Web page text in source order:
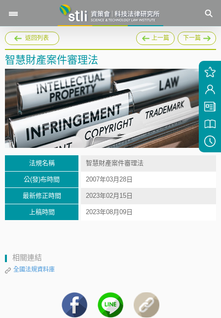
返回列表 上一篇 下一篇
智慧財產案件審理法
法規名稱 智慧財產案件審理法
公(發)布時間 2007年03月28日
最新修正時間 2023年02月15日
上稿時間 2023年08月09日
相關連結
全國法規資料庫